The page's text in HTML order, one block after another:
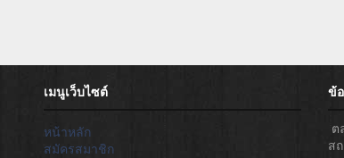
เมนูเว็บไซต์
หน้าหลัก
สมัครสมาชิก
ข้
ต
ส